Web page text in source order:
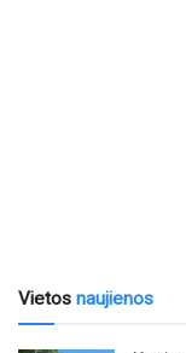
Vietos naujienos